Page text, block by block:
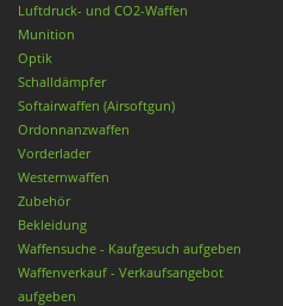
Luftdruck- und CO2-Waffen
Munition
Optik
Schalldämpfer
Softairwaffen (Airsoftgun)
Ordonnanzwaffen
Vorderlader
Westernwaffen
Zubehör
Bekleidung
Waffensuche - Kaufgesuch aufgeben
Waffenverkauf - Verkaufsangebot
aufgeben